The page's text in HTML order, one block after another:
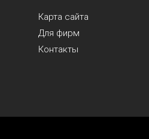
Карта сайта
Для фирм
Контакты